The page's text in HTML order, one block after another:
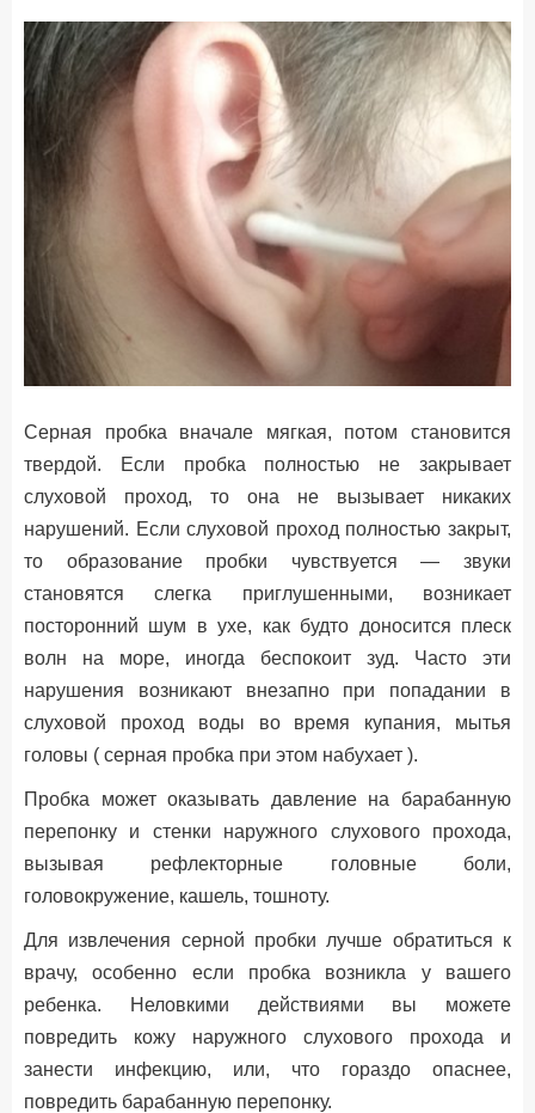
Серная пробка вначале мягкая, потом становится
твердой. Если пробка полностью не закрывает
слуховой проход, то она не вызывает никаких
нарушений. Если слуховой проход полностью закрыт,
то образование пробки чувствуется — звуки
становятся слегка приглушенными, возникает
посторонний шум в ухе, как будто доносится плеск
волн на море, иногда беспокоит зуд. Часто эти
нарушения возникают внезапно при попадании в
слуховой проход воды во время купания, мытья
головы ( серная пробка при этом набухает ).
Пробка может оказывать давление на барабанную
перепонку и стенки наружного слухового прохода,
вызывая рефлекторные головные боли,
головокружение, кашель, тошноту.
Для извлечения серной пробки лучше обратиться к
врачу, особенно если пробка возникла у вашего
ребенка. Неловкими действиями вы можете
повредить кожу наружного слухового прохода и
занести инфекцию, или, что гораздо опаснее,
повредить барабанную перепонку.